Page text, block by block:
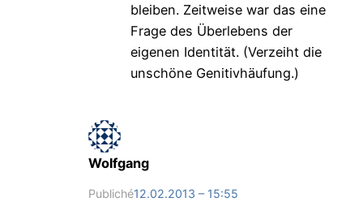
bleiben. Zeitweise war das eine
Frage des Überlebens der
eigenen Identität. (Verzeiht die
unschöne Genitivhäufung.)
Wolfgang
Publiché12.02.2013 – 15:55